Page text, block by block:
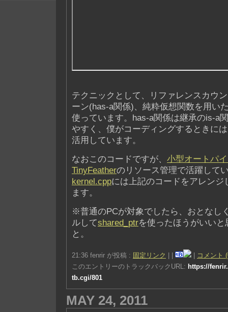
テクニックとして、リファレンスカウ
ーン(has-a関係)、純粋仮想関数を用い
使っています。has-a関係は継承のis-a
やすく、僕がコーディングするときに
活用しています。
なおこのコードですが、 小型オートパ
TinyFeatherのリソース管理で活躍して
kernel.cppには上記のコードをアレンジ
ます。
※普通のPCが対象でしたら、おとなし
ルしてshared_ptrを使ったほうがいい
と。
21:36 fenrir が投稿 : 固定リンク
コメント
このエントリーのトラックバックURL: https://
tb.cgi/801
MAY 24, 2011